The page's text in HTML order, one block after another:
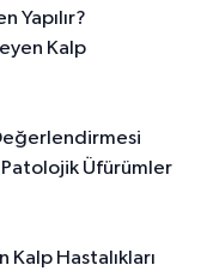
Yapılır?
Kalp
Üfürümler
Hastalıkları